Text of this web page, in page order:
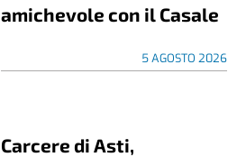
amichevole con il Casale
5 AGOSTO 2026
Carcere di Asti,